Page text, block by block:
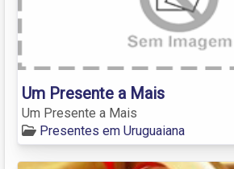
Um Presente a Mais
Um Presente a Mais
Presentes em Uruguaiana